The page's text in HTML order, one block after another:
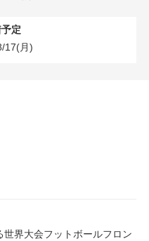
定
17(月)
界大会フットボールフロン